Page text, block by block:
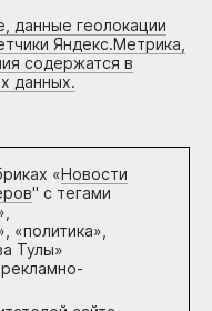
данные геолокации
Яндекс.Метрика,
содержатся в
данных.
«Новости
" с тегами
«политика»,
Тулы»